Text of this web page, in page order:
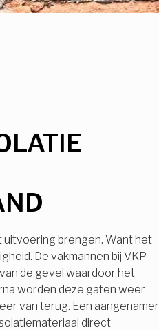
uitvoering brengen. Want het
De vakmannen bij VKP
de gevel waardoor het
worden deze gaten weer
van terug. Een aangenamer
direct